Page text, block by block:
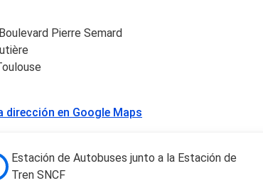
Pierre Semard
dirección en Google Maps
Estación de Autobuses junto a la Estación de
Tren SNCF